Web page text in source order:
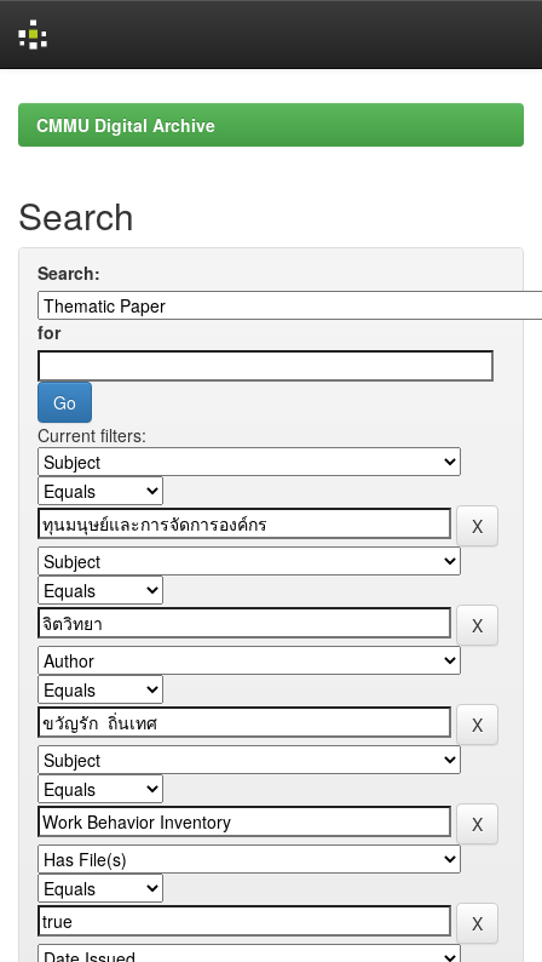
navigationCMMU Digital Archive
Search
Search:
for
Current filters: